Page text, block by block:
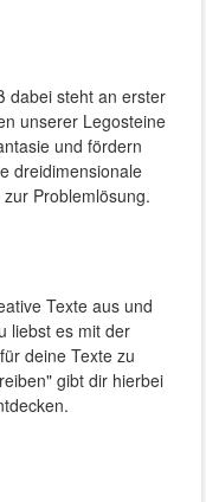
dabei steht an erster
unserer Legosteine
und fördern
dreidimensionale
Problemlösung.
Texte aus und
liebst es mit der
deine Texte zu
gibt dir hierbei